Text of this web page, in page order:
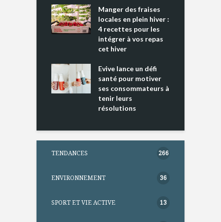
Manger des fraises
locales en plein hiver :
4 recettes pour les
intégrer à vos repas
cet hiver
Evive lance un défi
santé pour motiver
ses consommateurs à
tenir leurs
résolutions
TENDANCES 266
ENVIRONNEMENT 36
SPORT ET VIE ACTIVE 13